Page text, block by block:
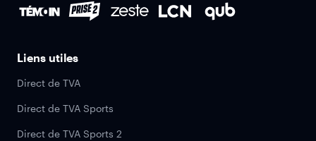
Liens utiles
Direct de TVA
Direct de TVA Sports
Direct de TVA Sports 2